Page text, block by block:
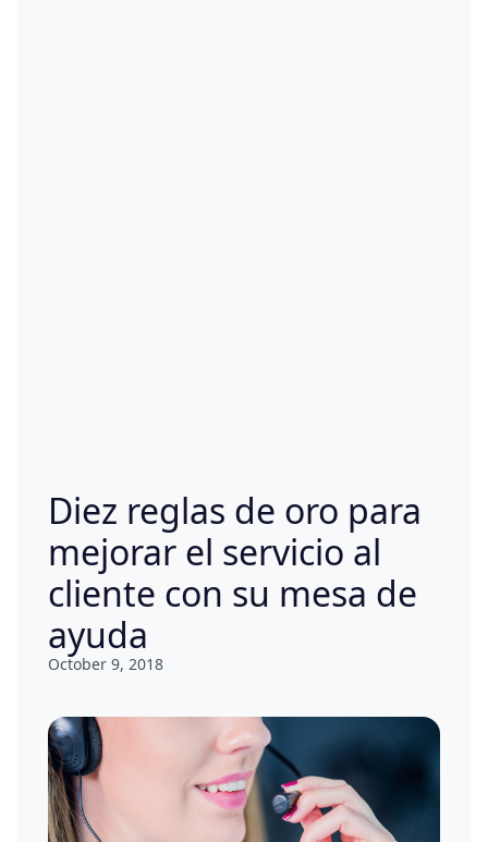
Diez reglas de oro para
mejorar el servicio al
cliente con su mesa de
ayuda
October 9, 2018